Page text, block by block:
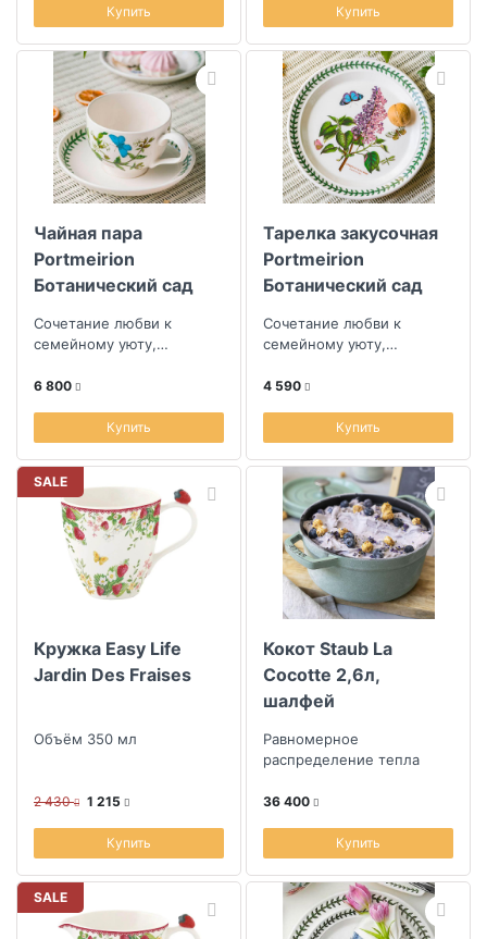
Купить Купить
Чайная пара
Portmeirion
Ботанический сад
Сочетание любви к
семейному уюту,
работы и смелостью
6 800
Купить
Тарелка закусочная
Portmeirion
Ботанический сад
Сочетание любви к
семейному уюту,
работы и смелостью
4 590
Купить
SALE
Кружка Easy Life
Jardin Des Fraises
Объём 350 мл
2 430 1 215
Купить
Кокот Staub La
Cocotte 2,6л,
шалфей
Равномерное
распределение тепла
36 400
Купить
SALE